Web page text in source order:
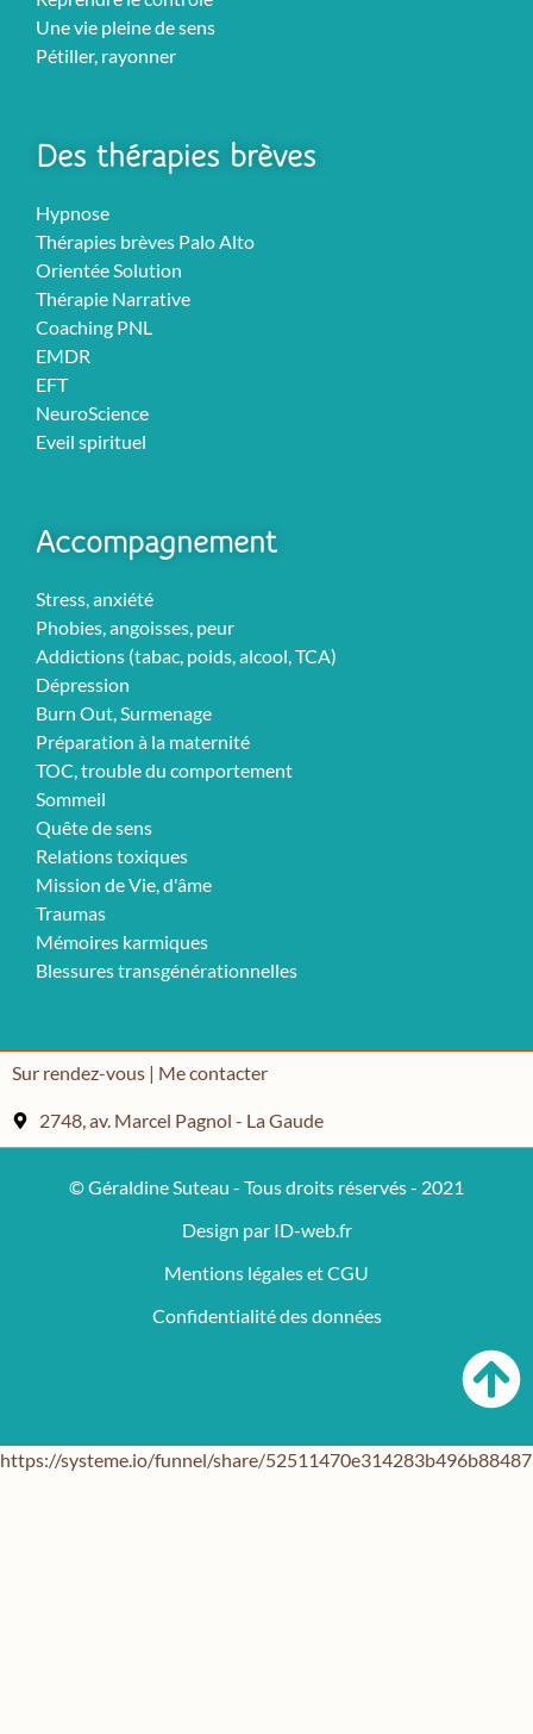
Une vie pleine de sens
Pétiller, rayonner
Des thérapies brèves
Hypnose
Thérapies brèves Palo Alto
Orientée Solution
Thérapie Narrative
Coaching PNL
EMDR
EFT
NeuroScience
Eveil spirituel
Accompagnement
Stress, anxiété
Phobies, angoisses, peur
Addictions (tabac, poids, alcool, TCA)
Dépression
Burn Out, Surmenage
Préparation à la maternité
TOC, trouble du comportement
Sommeil
Quête de sens
Relations toxiques
Mission de Vie, d'âme
Traumas
Mémoires karmiques
Blessures transgénérationnelles
Sur rendez-vous | Me contacter
2748, av. Marcel Pagnol - La Gaude
© Géraldine Suteau - Tous droits réservés - 2021
Design par ID-web.fr
Mentions légales et CGU
Confidentialité des données
https://systeme.io/funnel/share/